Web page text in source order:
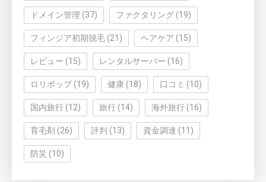
ドメイン管理 (37) ファクタリング (19)
フィンジア初期脱毛 (21) ヘアケア (15)
レビュー (15) レンタルサーバー (16)
ロリポップ(19) 健康 (18) 口コミ (10)
国内旅行 (12) 旅行 (14) 海外旅行 (16)
育毛剤 (26) 評判 (13) 資金調達 (11)
防災 (10)